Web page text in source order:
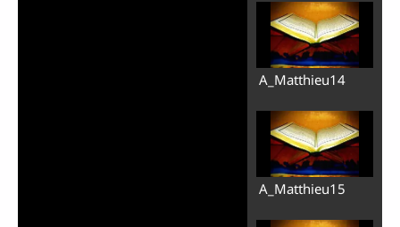
A_Matthieu14
A_Matthieu15